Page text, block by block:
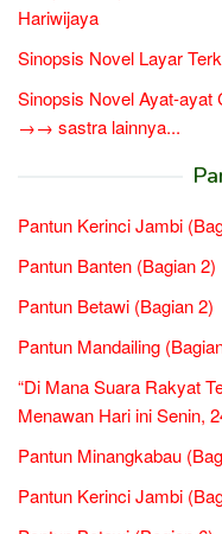
Hariwijaya
Sinopsis Novel Layar
Sinopsis Novel Ayat-ayat
→→ sastra lainnya...
Pantun Kerinci Jambi
Pantun Banten (Bagian 2)
Pantun Betawi (Bagian 2)
Pantun Mandailing
“Di Mana Suara Rakyat
Menawan Hari ini Senin,
Pantun Minangkabau
Pantun Kerinci Jambi